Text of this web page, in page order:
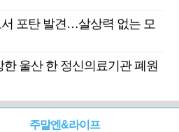
포탄 발견…살상력 없는 모
울산 한 정신의료기관 폐원
주말엔&라이프